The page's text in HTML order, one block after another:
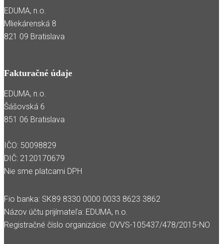
EDUMA, n.o.
Mliekárenská 8
821 09 Bratislava
Fakturačné údaje
EDUMA, n.o.
Šášovská 6
851 06 Bratislava
IČO: 50098829
DIČ: 2120170679
Nie sme platcami DPH
Fio banka: SK89 8330 0000 0033 8623 3862
Názov účtu prijímateľa: EDUMA, n.o.
Registračné číslo organizácie: OVVS-105437/478/2015-NO